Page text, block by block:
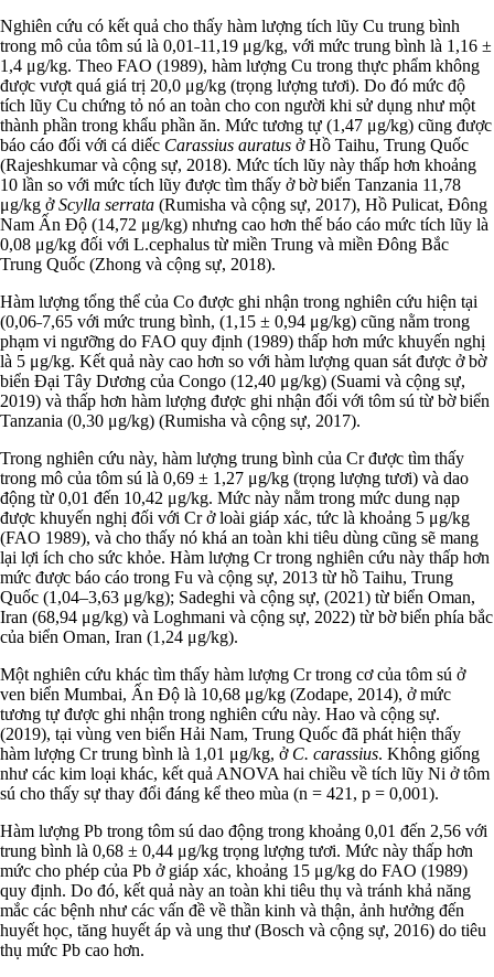
Nghiên cứu có kết quả cho thấy hàm lượng tích lũy Cu trung bình
trong mô của tôm sú là 0,01˗11,19 μg/kg, với mức trung bình là 1,16 ±
1,4 μg/kg. Theo FAO (1989), hàm lượng Cu trong thực phẩm không
được vượt quá giá trị 20,0 μg/kg (trọng lượng tươi). Do đó mức độ
tích lũy Cu chứng tỏ nó an toàn cho con người khi sử dụng như một
thành phần trong khẩu phần ăn. Mức tương tự (1,47 μg/kg) cũng được
báo cáo đối với cá diếc Carassius auratus ở Hồ Taihu, Trung Quốc
(Rajeshkumar và cộng sự, 2018). Mức tích lũy này thấp hơn khoảng
10 lần so với mức tích lũy được tìm thấy ở bờ biển Tanzania 11,78
μg/kg ởScylla serrata (Rumisha và cộng sự, 2017), Hồ Pulicat, Đông
Nam Ấn Độ (14,72 μg/kg) nhưng cao hơn thế báo cáo mức tích lũy là
0,08 μg/kg đối với L.cephalus từ miền Trung và miền Đông Bắc
Trung Quốc (Zhong và cộng sự, 2018).
Hàm lượng tổng thể của Co được ghi nhận trong nghiên cứu hiện tại
(0,06˗7,65 với mức trung bình, (1,15 ± 0,94 μg/kg) cũng nằm trong
phạm vi ngưỡng do FAO quy định (1989) thấp hơn mức khuyến nghị
là 5 μg/kg. Kết quả này cao hơn so với hàm lượng quan sát được ở bờ
biển Đại Tây Dương của Congo (12,40 μg/kg) (Suami và cộng sự,
2019) và thấp hơn hàm lượng được ghi nhận đối với tôm sú từ bờ biển
Tanzania (0,30 μg/kg) (Rumisha và cộng sự, 2017).
Trong nghiên cứu này, hàm lượng trung bình của Cr được tìm thấy
trong mô của tôm sú là 0,69 ± 1,27 μg/kg (trọng lượng tươi) và dao
động từ 0,01 đến 10,42 μg/kg. Mức này nằm trong mức dung nạp
được khuyến nghị đối với Cr ở loài giáp xác, tức là khoảng 5 μg/kg
(FAO 1989), và cho thấy nó khá an toàn khi tiêu dùng cũng sẽ mang
lại lợi ích cho sức khỏe. Hàm lượng Cr trong nghiên cứu này thấp hơn
mức được báo cáo trong Fu và cộng sự, 2013 từ hồ Taihu, Trung
Quốc (1,04–3,63 μg/kg); Sadeghi và cộng sự, (2021) từ biển Oman,
Iran (68,94 μg/kg) và Loghmani và cộng sự, 2022) từ bờ biển phía bắc
của biển Oman, Iran (1,24 μg/kg).
Một nghiên cứu khác tìm thấy hàm lượng Cr trong cơ của tôm sú ở
ven biển Mumbai, Ấn Độ là 10,68 μg/kg (Zodape, 2014), ở mức
tương tự được ghi nhận trong nghiên cứu này. Hao và cộng sự.
(2019), tại vùng ven biển Hải Nam, Trung Quốc đã phát hiện thấy
hàm lượng Cr trung bình là 1,01 μg/kg, ở C. carassius. Không giống
như các kim loại khác, kết quả ANOVA hai chiều về tích lũy Ni ở tôm
sú cho thấy sự thay đổi đáng kể theo mùa (n = 421, p = 0,001).
Hàm lượng Pb trong tôm sú dao động trong khoảng 0,01 đến 2,56 với
trung bình là 0,68 ± 0,44 μg/kg trọng lượng tươi. Mức này thấp hơn
mức cho phép của Pb ở giáp xác, khoảng 15 μg/kg do FAO (1989)
quy định. Do đó, kết quả này an toàn khi tiêu thụ và tránh khả năng
mắc các bệnh như các vấn đề về thần kinh và thận, ảnh hưởng đến
huyết học, tăng huyết áp và ung thư (Bosch và cộng sự, 2016) do tiêu
thụ mức Pb cao hơn.